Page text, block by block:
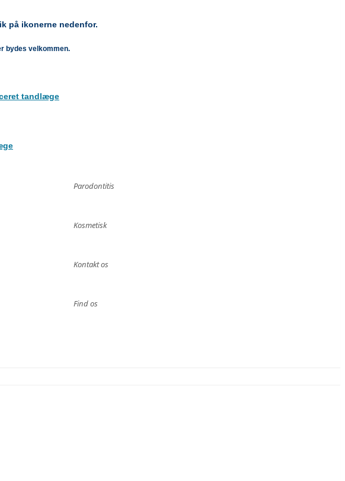
på ikonerne nedenfor.
bydes velkommen.
tandlæge
Parodontitis
Kosmetisk
Kontakt os
Find os